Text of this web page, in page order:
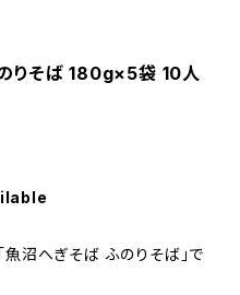
のりそば 180g×5袋 10人
沼へぎそば ふのりそば」で